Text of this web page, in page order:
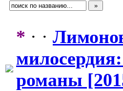
* · ·
романы